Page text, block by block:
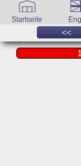
Startseite
<<